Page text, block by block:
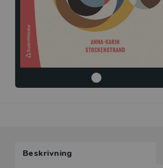
Beskrivning